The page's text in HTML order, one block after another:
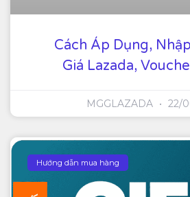
Cách Áp Dụng,
Giá Lazada,
MGGLAZADA 22/
Hướng dẫn mua hàng